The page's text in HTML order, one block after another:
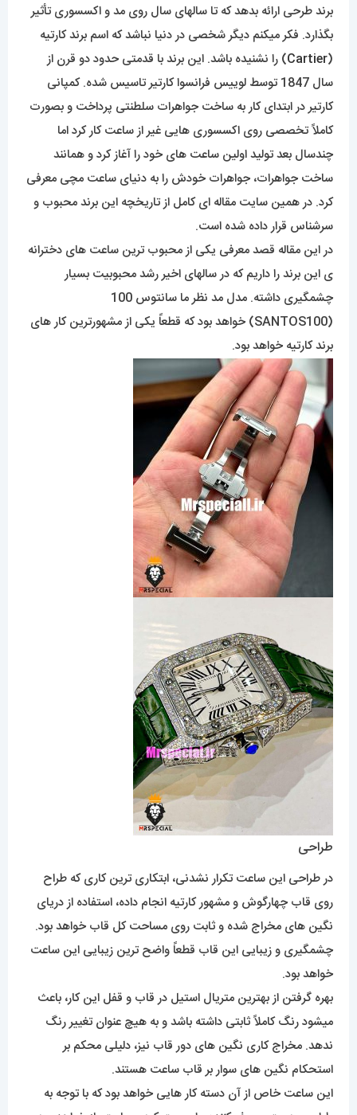
برند طرحی ارائه بدهد که تا سالهای سال روی مد و اکسسوری تأثیر
بگذارد. فکر میکنم دیگر شخصی در دنیا نباشد که اسم برند کارتیه
(
Cartier) را نشنیده باشد. این برند با قدمتی حدود دو قرن از
سال 1847 توسط لوییس فرانسوا کارتیر تاسیس شده. کمپانی
کارتیر در ابتدای کار به ساخت جواهرات سلطنتی پرداخت و بصورت
کاملاً تخصصی روی اکسسوری هایی غیر از ساعت کار کرد اما
چندسال بعد تولید اولین ساعت های خود را آغاز کرد و همانند
ساخت جواهرات، جواهرات خودش را به دنیای ساعت مچی معرفی
کرد. در همین سایت مقاله ای کامل از تاریخچه این برند محبوب و
سرشناس قرار داده شده است.
در این مقاله قصد معرفی یکی از محبوب ترین ساعت های دخترانه
ی این برند را داریم که در سالهای اخیر رشد محبوبیت بسیار
چشمگیری داشته. مدل مد نظر ما سانتوس 100
(SANTOS100) خواهد بود که قطعاً یکی از مشهورترین کار های
برند کارتیه خواهد بود.
طراحی
در طراحی این ساعت تکرار نشدنی، ابتکاری ترین کاری که طراح
روی قاب چهارگوش و مشهور کارتیه انجام داده، استفاده از دریای
نگین های مخراج شده و ثابت روی مساحت کل قاب خواهد بود.
چشمگیری و زیبایی این قاب قطعاً واضح ترین زیبایی این ساعت
خواهد بود.
بهره گرفتن از بهترین متریال استیل در قاب و قفل این کار، باعث
میشود رنگ کاملاً ثابتی داشته باشد و به هیچ عنوان تغییر رنگ
ندهد. مخراج کاری نگین های دور قاب نیز، دلیلی محکم بر
استحکام نگین های سوار بر قاب ساعت هستند.
این ساعت خاص از آن دسته کار هایی خواهد بود که با توجه به